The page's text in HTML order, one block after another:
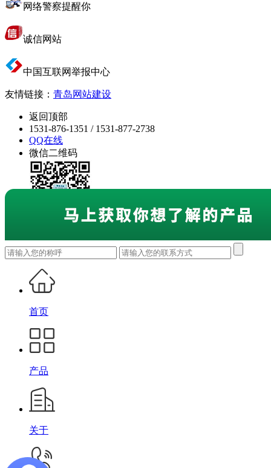
网络警察提醒你
诚信网站
中国互联网举报中心
友情链接： 青岛网站建设
返回顶部
1531-876-1351 / 1531-877-2738
QQ在线
微信二维码
首页
产品
关于